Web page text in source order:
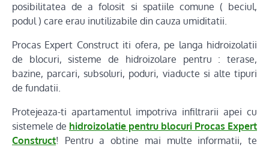
posibilitatea de a folosit si spatiile comune ( beciul,
podul ) care erau inutilizabile din cauza umiditatii.
Procas Expert Construct iti ofera, pe langa hidroizolatii
de blocuri, sisteme de hidroizolare pentru : terase,
bazine, parcari, subsoluri, poduri, viaducte si alte tipuri
de fundatii.
Protejeaza-ti apartamentul impotriva infiltrarii apei cu
sistemele de hidroizolatie pentru blocuri Procas Expert
Construct! Pentru a obtine mai multe informatii, te